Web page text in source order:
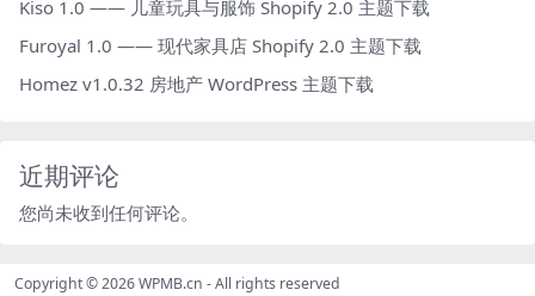
Kiso 1.0 —— 儿童玩具与服饰 Shopify 2.0 主题下载
Furoyal 1.0 —— 现代家具店 Shopify 2.0 主题下载
Homez v1.0.32 房地产 WordPress 主题下载
近期评论
您尚未收到任何评论。
Copyright © 2026WPMB.cn - All rights reserved